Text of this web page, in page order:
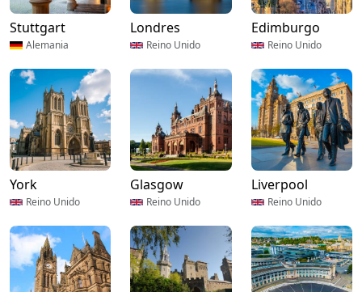
Stuttgart
Alemania
Londres
Reino Unido
Edimburgo
Reino Unido
York
Reino Unido
Glasgow
Reino Unido
Liverpool
Reino Unido